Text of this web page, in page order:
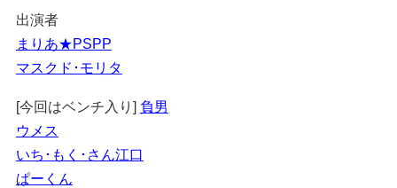
出演者
まりあ★PSPP
マスクド･モリタ
[今回はベンチ入り] 負男
ウメス
いち･もく･さん江口
ぱーくん